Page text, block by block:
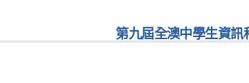
第九屆全澳中學生資